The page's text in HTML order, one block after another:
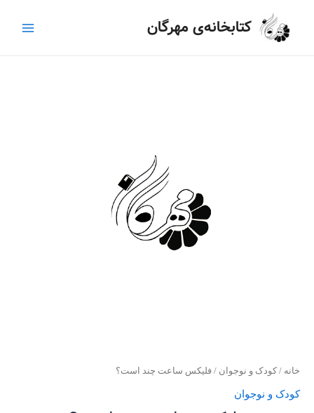
کتابخانه‌ی مهرگان
خانه / کودک و نوجوان / فلیکس ساعت چند است؟
کودک و نوجوان